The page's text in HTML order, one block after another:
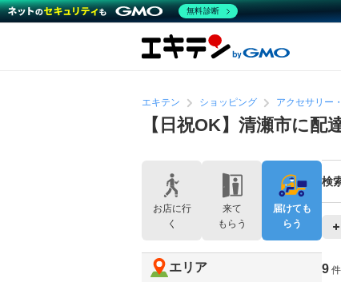
エキテン ショッピング アクセサリー
【日祝OK】清瀬市に
検
9 件
お店に行
く
来て
もらう
届けても
らう
エリア
無料診断